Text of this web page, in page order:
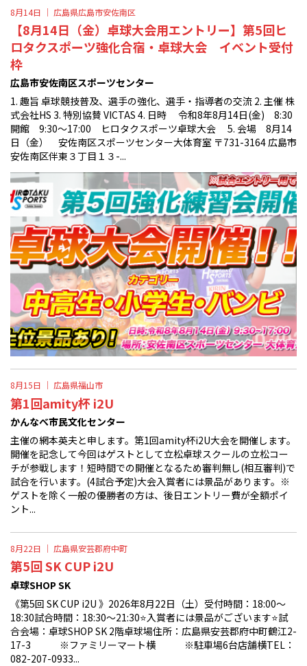
8月14日 ｜ 広島県広島市安佐南区
【8月14日（金）卓球大会用エントリー】第5回ヒ
ロタクスポーツ強化合宿・卓球大会 イベント受付
枠
広島市安佐南区スポーツセンター
1. 趣旨 卓球競技普及、選手の強化、選手・指導者の交流 2. 主催 株
式会社HS 3. 特別協賛 VICTAS 4. 日時 令和8年8月14日(金) 8:30
開館 9:30〜17:00 ヒロタクスポーツ卓球大会 5. 会場 8月14
日（金） 安佐南区スポーツセンター大体育室 〒731-3164 広島市
安佐南区伴東３丁目１３-...
8月15日 ｜ 広島県福山市
第1回amity杯 i2U
かんなべ市民文化センター
主催の網本英夫と申します。第1回amity杯i2U大会を開催します。
開催を記念して今回はゲストとして立松卓球スクールの立松コー
チが参戦します！短時間での開催となるため審判無し(相互審判)で
試合を行います。(4試合予定)大会入賞者には景品があります。※
ゲストを除く一般の優勝者の方は、後日エントリー費が全額ポイ
ント...
8月22日 ｜ 広島県安芸郡府中町
第5回 SK CUP i2U
卓球SHOP SK
《第5回 SK CUP i2U 》2026年8月22日（土）受付時間：18:00〜
18:30試合時間：18:30〜21:30⭐️入賞者には景品がございます⭐️試
合会場：卓球SHOP SK 2階卓球場住所：広島県安芸郡府中町鶴江2-
17-3 ※ファミリーマート横 ※駐車場6台店舗横TEL：
082-207-0933...